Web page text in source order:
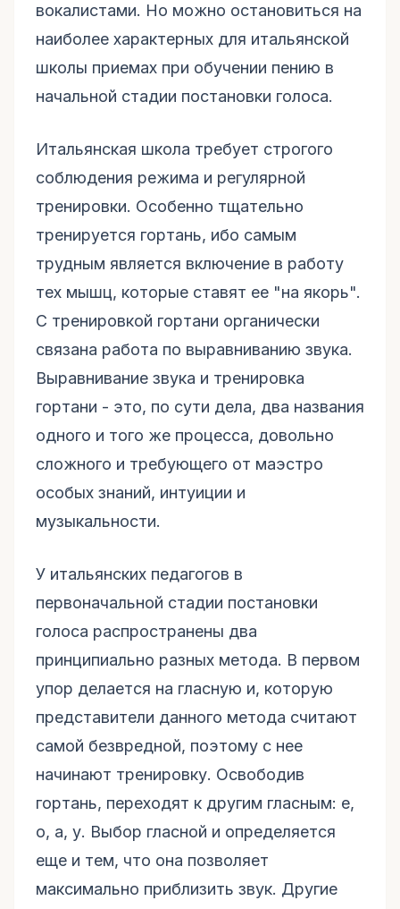
вокалистами. Но можно остановиться на
наиболее характерных для итальянской
школы приемах при обучении пению в
начальной стадии постановки голоса.
Итальянская школа требует строгого
соблюдения режима и регулярной
тренировки. Особенно тщательно
тренируется гортань, ибо самым
трудным является включение в работу
тех мышц, которые ставят ее "на якорь".
С тренировкой гортани органически
связана работа по выравниванию звука.
Выравнивание звука и тренировка
гортани - это, по сути дела, два названия
одного и того же процесса, довольно
сложного и требующего от маэстро
особых знаний, интуиции и
музыкальности.
У итальянских педагогов в
первоначальной стадии постановки
голоса распространены два
принципиально разных метода. В первом
упор делается на гласную и, которую
представители данного метода считают
самой безвредной, поэтому с нее
начинают тренировку. Освободив
гортань, переходят к другим гласным: е,
о, а, у. Выбор гласной и определяется
еще и тем, что она позволяет
максимально приблизить звук. Другие